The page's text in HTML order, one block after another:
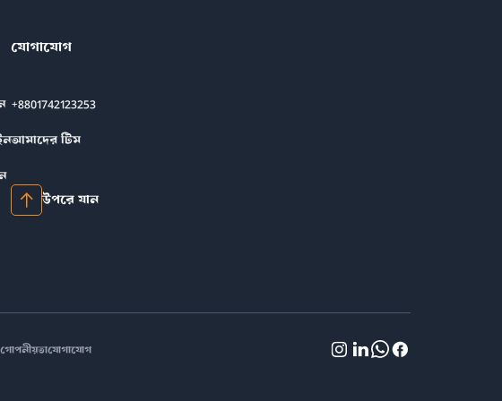
যোগাযোগ
+8801742123253
আমাদের টিম
উপরে যান
গোপনীয়তাযোগাযোগ